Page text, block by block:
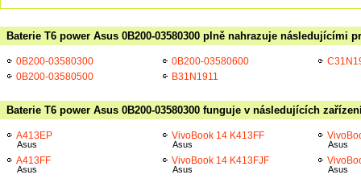
Baterie T6 power Asus 0B200-03580300 plně nahrazuje následujícími
0B200-03580300
0B200-03580500
0B200-03580600
B31N1911
Baterie T6 power Asus 0B200-03580300 funguje v následujících
A413EP
Asus
A413FF
Asus
VivoBook 14 K413FF
Asus
VivoBook 14 K413FJF
Asus
Asus
Asus